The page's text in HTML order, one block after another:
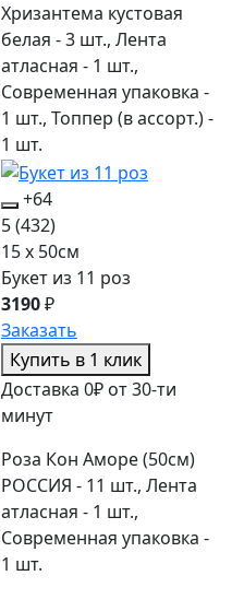
Хризантема кустовая
белая - 3 шт., Лента
атласная - 1 шт.,
Современная упаковка -
1 шт., Топпер (в ассорт.) -
1 шт.
+64
5(432)
15 x 50см
Букет из 11 роз
3190₽
Заказать
Купить в 1 клик
Доставка 0₽ от 30-ти
минут
Роза Кон Аморе (50см)
РОССИЯ - 11 шт., Лента
атласная - 1 шт.,
Современная упаковка -
1 шт.